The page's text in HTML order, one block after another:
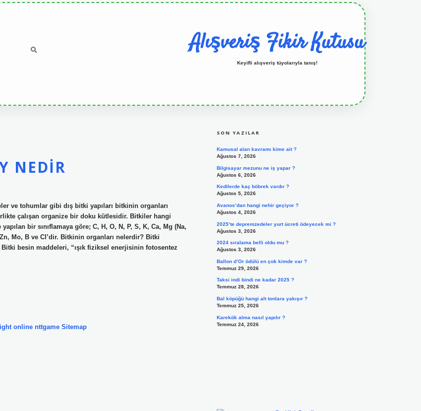
Alışveriş Fikir Kutusu
Keyifli alışveriş tüyolarıyla tanış!
NEDIR
ve tohumlar gibi dış bitki yapıları bitkinin organları
çalışan organize bir doku kütlesidir. Bitkiler hangi
bir sınıflamaya göre; C, H, O, N, P, S, K, Ca, Mg (Na,
Mo, B ve Cl’dir. Bitkinin organları nelerdir? Bitki
besin maddeleri, “ışık fiziksel enerjisinin fotosentez
online nttgame Sitemap
SON YAZILAR
Kamusal alan kavramı kime ait ?
Ağustos 7, 2026
Bilgisayar mezunu ne iş yapar ?
Ağustos 6, 2026
Kedilerde kaç böbrek vardır ?
Ağustos 5, 2026
Avanos’dan hangi nehir geçiyor ?
Ağustos 4, 2026
2025’te depremzedeler yurt ücreti ödeyecek mi ?
Ağustos 3, 2026
2024 sıralama belli oldu mu ?
Ağustos 3, 2026
Ballon d’Or ödülü en çok kimde var ?
Temmuz 29, 2026
Taksi indi bindi ne kadar 2025 ?
Temmuz 28, 2026
Bal köpüğü hangi alt tonlara yakışır ?
Temmuz 25, 2026
Karekök alma nasıl yapılır ?
Temmuz 24, 2026